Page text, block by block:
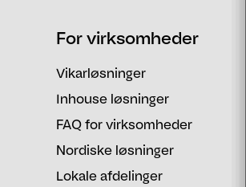
Postnummer
For virksomheder
Vikarløsninger
Inhouse løsninger
FAQ for virksomheder
Nordiske løsninger
Lokale afdelinger